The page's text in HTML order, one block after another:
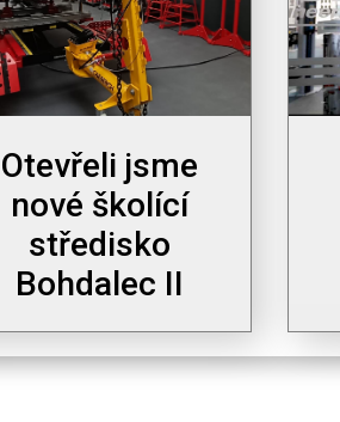
Otevřeli jsme
nové školící
středisko
Bohdalec II